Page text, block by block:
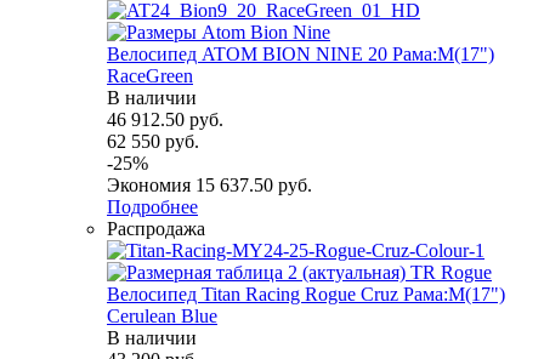
Велосипед ATOM BION NINE 20 Рама:M(17")
RaceGreen
В наличии
46 912.50 руб.
62 550 руб.
-25%
Экономия 15 637.50 руб.
Подробнее
Распродажа
Велосипед Titan Racing Rogue Cruz Рама:M(17")
Cerulean Blue
В наличии